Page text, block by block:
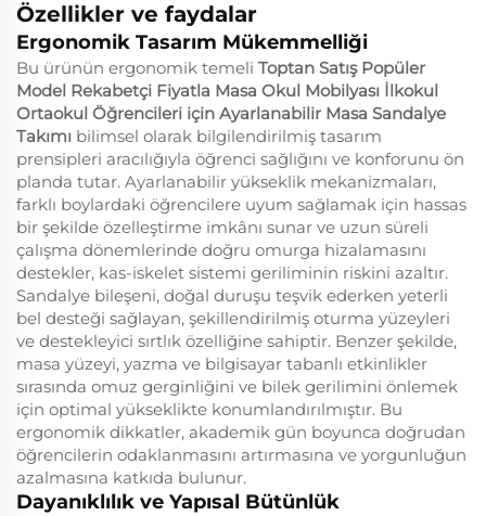
Özellikler ve faydalar
Ergonomik Tasarım Mükemmelliği
Bu ürünün ergonomik temeli Toptan Satış Popüler
Model Rekabetçi Fiyatla Masa Okul Mobilyası İlkokul
Ortaokul Öğrencileri için Ayarlanabilir Masa Sandalye
Takımı bilimsel olarak bilgilendirilmiş tasarım
prensipleri aracılığıyla öğrenci sağlığını ve konforunu ön
planda tutar. Ayarlanabilir yükseklik mekanizmaları,
farklı boylardaki öğrencilere uyum sağlamak için hassas
bir şekilde özelleştirme imkânı sunar ve uzun süreli
çalışma dönemlerinde doğru omurga hizalamasını
destekler, kas-iskelet sistemi geriliminin riskini azaltır.
Sandalye bileşeni, doğal duruşu teşvik ederken yeterli
bel desteği sağlayan, şekillendirilmiş oturma yüzeyleri
ve destekleyici sırtlık özelliğine sahiptir. Benzer şekilde,
masa yüzeyi, yazma ve bilgisayar tabanlı etkinlikler
sırasında omuz gerginliğini ve bilek gerilimini önlemek
için optimal yükseklikte konumlandırılmıştır. Bu
ergonomik dikkatler, akademik gün boyunca doğrudan
öğrencilerin odaklanmasını artırmasına ve yorgunluğun
azalmasına katkıda bulunur.
Dayanıklılık ve Yapısal Bütünlük